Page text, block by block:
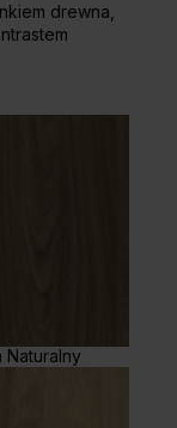
drewna,
Naturalny